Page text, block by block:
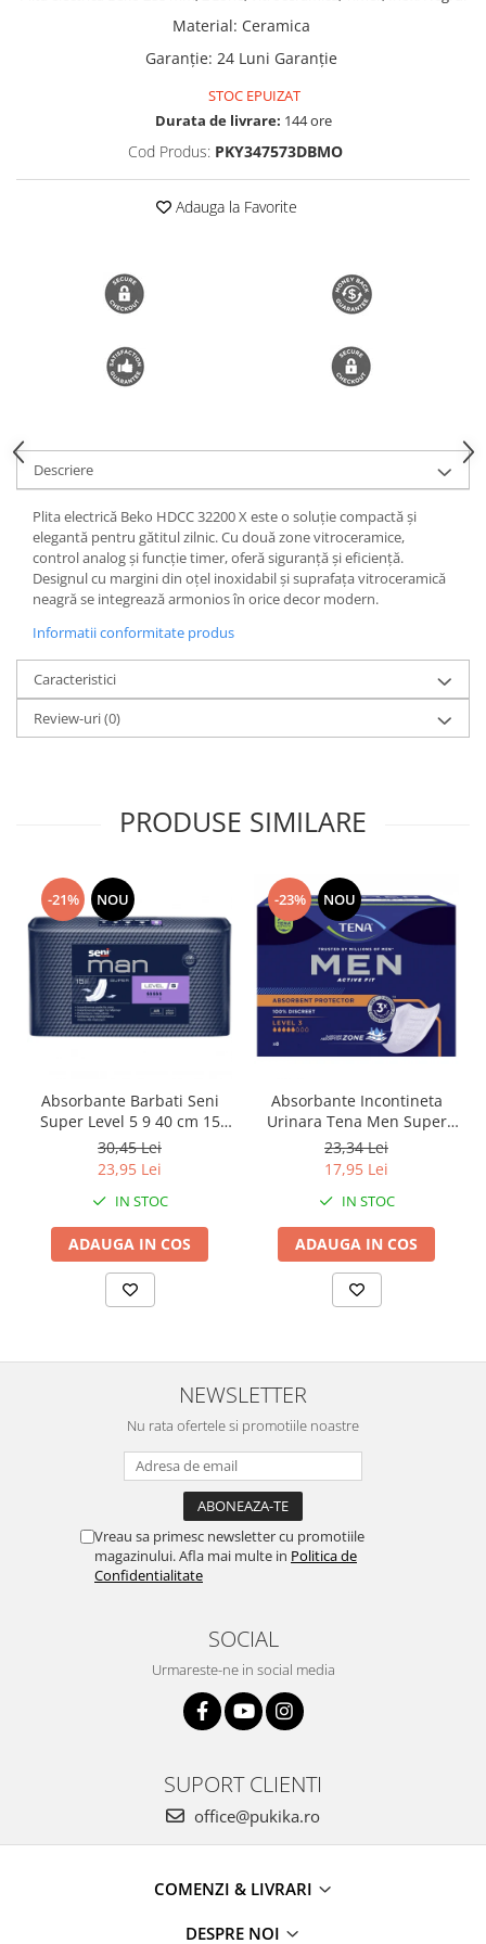
Trimmere si FierastraeMaterial: Ceramica
Garanție: 24 Luni Garanție
STOC EPUIZAT
Durata de livrare: 144 ore
Cod Produs: PKY347573DBMO
Adauga la Favorite
Descriere
Plita electrică Beko HDCC 32200 X este o soluție compactă și
elegantă pentru gătitul zilnic. Cu două zone vitroceramice,
control analog și funcție timer, oferă siguranță și eficiență.
Designul cu margini din oțel inoxidabil și suprafața vitroceramică
neagră se integrează armonios în orice decor modern.
Informatii conformitate produs
Caracteristici
Review-uri(0)
PRODUSE SIMILARE
-21% NOU
Absorbante Barbati Seni
Super Level 5 9 40 cm 15
Bucati
30,45 Lei
23,95 Lei
IN STOC
ADAUGA IN COS
-23% NOU
Absorbante Incontineta
Urinara Tena Men Super
Level 3, 8 bucati
23,34 Lei
17,95 Lei
IN STOC
ADAUGA IN COS
NEWSLETTER
Nu rata ofertele si promotiile noastre
Vreau sa primesc newsletter cu promotiile
magazinului. Afla mai multe in Politica de
Confidentialitate
SOCIAL
Urmareste-ne in social media
SUPORT CLIENTI
office@pukika.ro
COMENZI & LIVRARI
DESPRE NOI